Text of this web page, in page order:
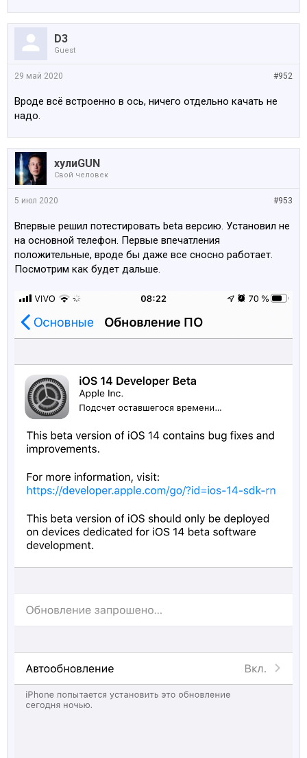
D3
Guest
#952
29 май 2020
Вроде всё встроенно в ось, ничего отдельно качать не
надо.
хулиGUN
Свой человек
#953
5 июл 2020
Впервые решил потестировать beta версию. Установил не
на основной телефон. Первые впечатления
положительные, вроде бы даже все сносно работает.
Посмотрим как будет дальше.